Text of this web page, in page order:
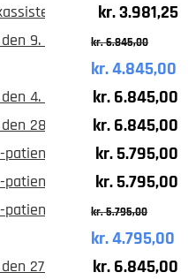
Aarhus den 12.
kr.3.981,25
9. maj 2025 i
kr.6.845,00
Original
price
was:
kr. 6.845,00.
kr.4.845,00
is:
4. april 2025 på
kr.6.845,00
28. februar 2025 i
kr.6.845,00
– kursus den 14.
kr.5.795,00
– kursus den 7.
kr.5.795,00
– kursus den 6.
kr.5.795,00
Original
price
kr.4.795,00
27. september 2024 i
kr.6.845,00